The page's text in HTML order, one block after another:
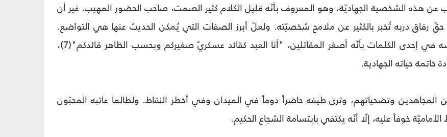
عن هذه الشخصية الجهاديّة، وهو المعروف بأنّه قليل الكلام كثير الصمت، صاحب الحضور المهيب. غير أن
رفاق دربه تُخبر بالكثير عن ملامح شخصيّته. ولعلّ أبرز الصفات التي يُمكن الحديث عنها هي التواضع.
وهو الذي وصف نفسه في إحدى الكلمات بأنّه أصغر المقاتلين، "أنا العبد كقائد عسكريّ صغيركم وبحسب الظاهر قائدكم"(7)،
حياته الجهادية.
المجاهدين وتضحياتهم، وترى طيفه حاضراً دوماً في الميدان وفي أخطر النقاط. ولطالما عاتبه المحبّون
خوفاً عليه، إلّا أنّه يكتفي بابتسامة الشجاع الحكيم.